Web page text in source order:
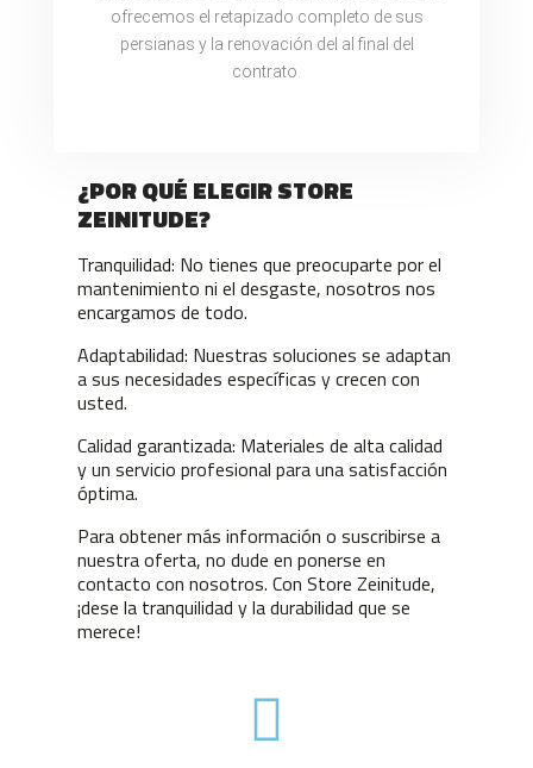
ofrecemos el retapizado completo de sus
persianas y la renovación del al final del
contrato.
¿POR QUÉ ELEGIR STORE
ZEINITUDE?
Tranquilidad: No tienes que preocuparte por el
mantenimiento ni el desgaste, nosotros nos
encargamos de todo.
Adaptabilidad: Nuestras soluciones se adaptan
a sus necesidades específicas y crecen con
usted.
Calidad garantizada: Materiales de alta calidad
y un servicio profesional para una satisfacción
óptima.
Para obtener más información o suscribirse a
nuestra oferta, no dude en ponerse en
contacto con nosotros. Con Store Zeinitude,
¡dese la tranquilidad y la durabilidad que se
merece!